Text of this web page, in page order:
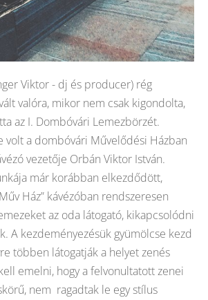
Viktor - dj és producer) rég
valóra, mikor nem csak kigondolta,
az I. Dombóvári Lemezbörzét.
volt a dombóvári Művelődési Házban
vezetője Orbán Viktor István.
már korábban elkezdődött,
Ház” kávézóban rendszeresen
az oda látogató, kikapcsolódni
A kezdeményezésük gyümölcse kezd
többen látogatják a helyet zenés
emelni, hogy a felvonultatott zenei
nem ragadtak le egy stílus